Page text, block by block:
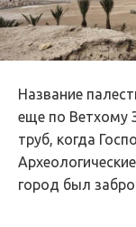
Название
еще по Ветхому
труб, когда
город был